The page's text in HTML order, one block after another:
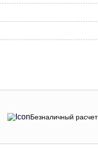
Безналичный расчет